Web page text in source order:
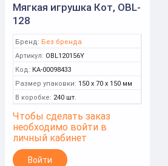
Мягкая игрушка Кот, OBL-
128
Бренд: Без бренда
Артикул: OBL120156Y
Код: КА-00098433
Размер упаковки: 150 x 70 x 150 мм
В коробке: 240 шт.
Чтобы сделать заказ
необходимо войти в
личный кабинет
Войти